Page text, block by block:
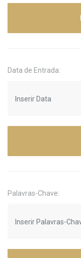
Data de Entrada:
Palavras-Chave: